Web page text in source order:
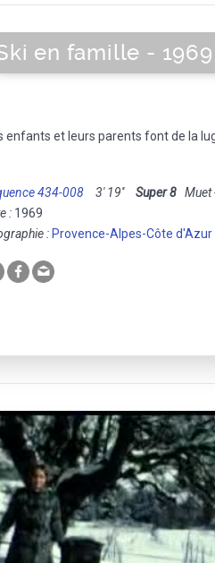
en famille - 1969
enfants et leurs parents font de la
434-008 3' 19'' Super 8 Muet
: 1969
: Provence-Alpes-Côte d'Azur